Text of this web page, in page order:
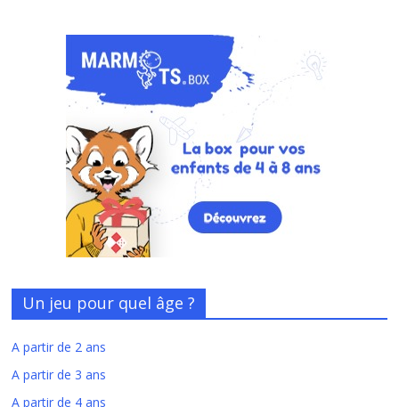
Un jeu pour quel âge ?
A partir de 2 ans
A partir de 3 ans
A partir de 4 ans